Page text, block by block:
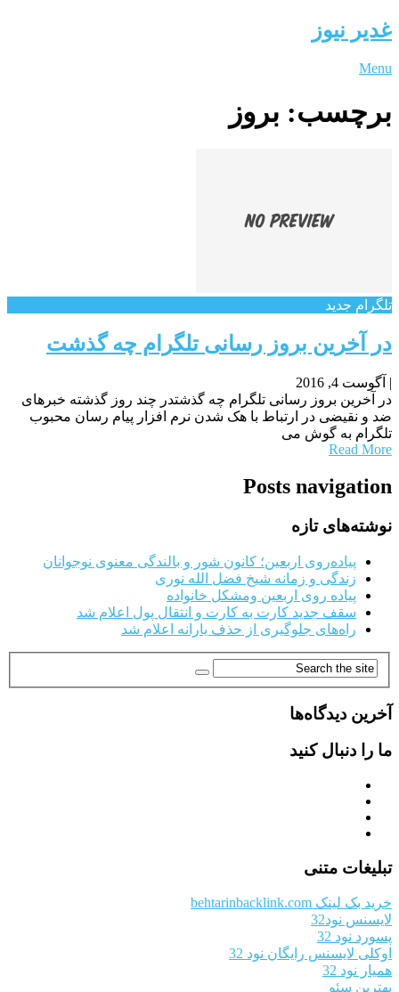
غدیر نیوز
Menu
برچسب: بروز
تلگرام جدید
در آخرین بروز رسانی تلگرام چه گذشت
| آگوست 4, 2016
در آخرین بروز رسانی تلگرام چه گذشتدر چند روز گذشته خبرهای
ضد و نقیضی در ارتباط با هک شدن نرم افزار پیام رسان محبوب
تلگرام به گوش می
Read More
Posts navigation
نوشته‌های تازه
پیاده‌روی اربعین؛ کانون شور و بالندگی معنوی نوجوانان
زندگی و زمانه شیخ فضل الله نوری
پیاده روی اربعین ومشکل خانواده
سقف جدید کارت به کارت و انتقال پول اعلام شد
راه‌های جلوگیری از حذف یارانه اعلام شد
آخرین دیدگاه‌ها
ما را دنبال کنید
تبلیغات متنی
خرید بک لینک behtarinbacklink.com
لایسنس نود32
پسورد نود 32
اوکلی لایسنس رایگان نود 32
همیار نود 32
بهترین سئو